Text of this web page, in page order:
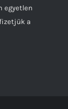
egyetlen
a